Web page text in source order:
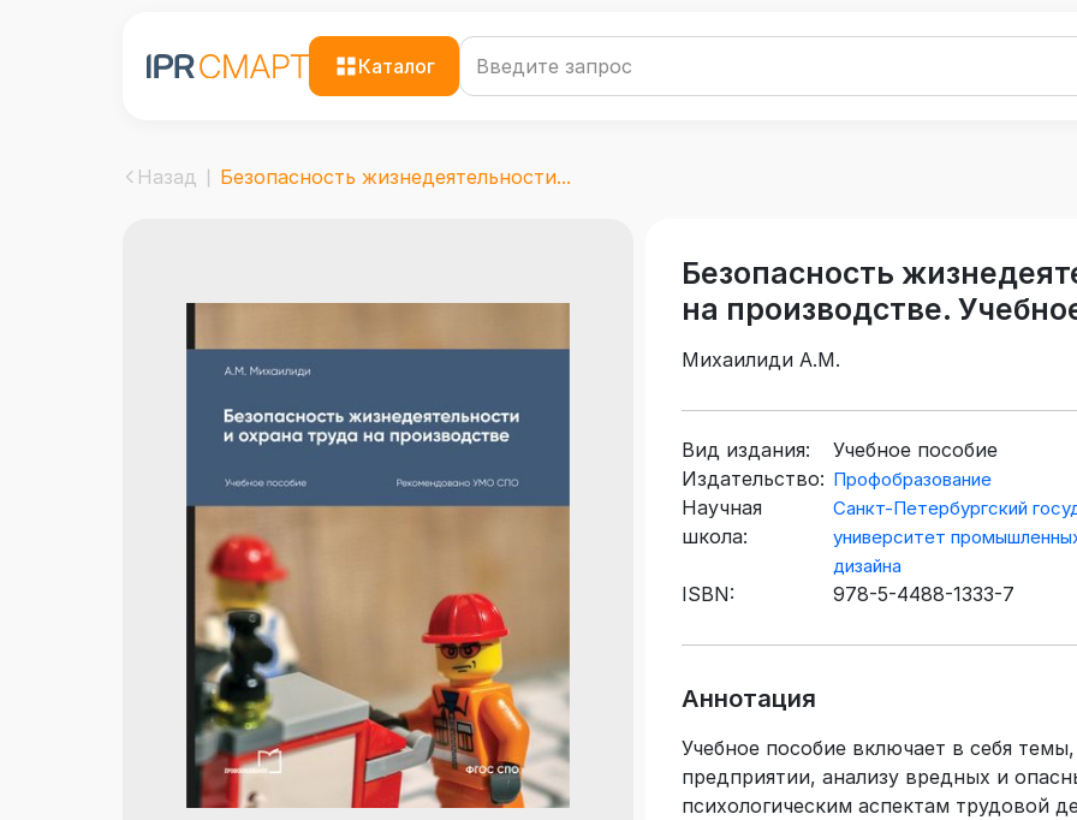
Каталог
Назад Безопасность жизнедеятельности...
Безопасность
на производстве.
Михаилиди А.М.
Вид издания:
Учебное пособие
Издательство: Профобразование
Научная
школа:
Санкт-Петербургский
университет
дизайна
ISBN: 978-5-4488-1333-7
Аннотация
Учебное пособие включает в себя
предприятии, анализу вредных и
психологическим аспектам трудовой